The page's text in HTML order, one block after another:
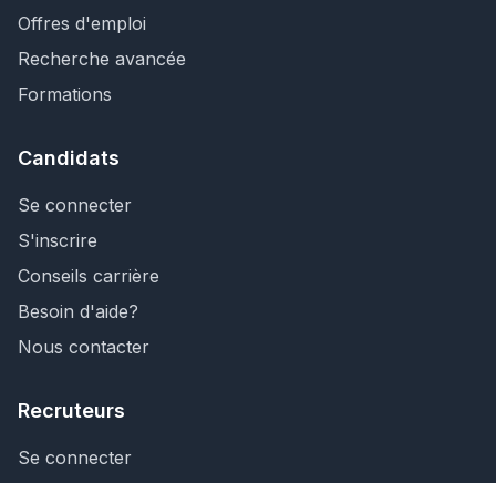
Offres d'emploi
Recherche avancée
Formations
Candidats
Se connecter
S'inscrire
Conseils carrière
Besoin d'aide?
Nous contacter
Recruteurs
Se connecter